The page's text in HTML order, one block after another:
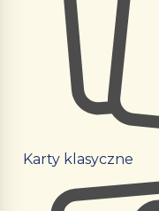
Karty klasyczne